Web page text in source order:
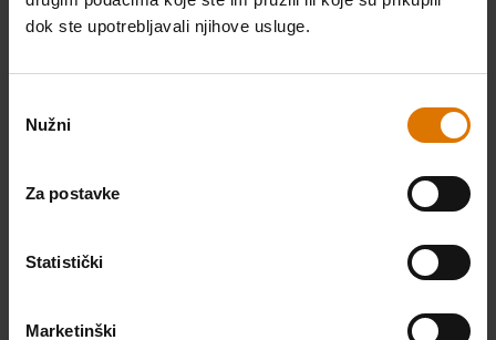
dok ste upotrebljavali njihove usluge.
pristanka
Nužni
Za postavke
Statistički
Marketinški